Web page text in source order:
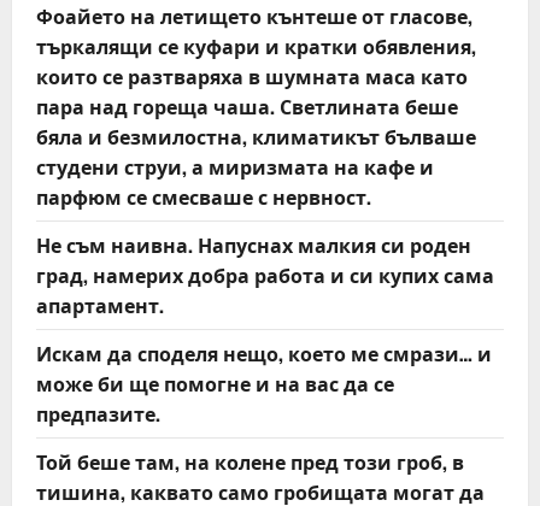
Фоайето на летището кънтеше от гласове,
търкалящи се куфари и кратки обявления,
които се разтваряха в шумната маса като
пара над гореща чаша. Светлината беше
бяла и безмилостна, климатикът бълваше
студени струи, а миризмата на кафе и
парфюм се смесваше с нервност.
Не съм наивна. Напуснах малкия си роден
град, намерих добра работа и си купих сама
апартамент.
Искам да споделя нещо, което ме смрази… и
може би ще помогне и на вас да се
предпазите.
Той беше там, на колене пред този гроб, в
тишина, каквато само гробищата могат да